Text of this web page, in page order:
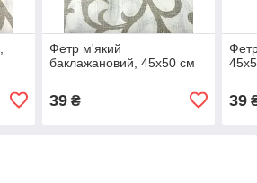
Фетр м'який
баклажановий, 45х50 см
39₴ 39